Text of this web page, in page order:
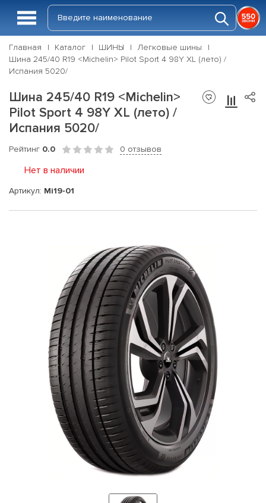
Главная Каталог ШИНЫ
Легковые шины
Шина 245/40 R19 <Michelin> Pilot Sport 4 98Y XL (лето) /
Испания 5020/
Шина 245/40 R19 <Michelin>
Pilot Sport 4 98Y XL (лето) /
Испания 5020/
Рейтинг 0.0 0 отзывов
Нет в наличии
Артикул: Mi19-01